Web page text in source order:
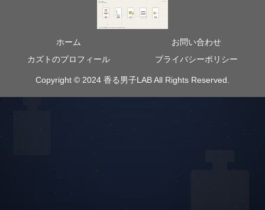
ホーム
お問い合わせ
カズトのプロフィール
プライバシーポリシー
Copyright © 2024 香る男子LAB All Rights Reserved.